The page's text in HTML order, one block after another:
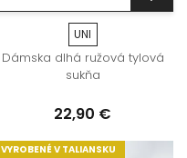
UNI
Dámska dlhá ružová tylová
sukňa
22,90 €
VYROBENÉ V TALIANSKU